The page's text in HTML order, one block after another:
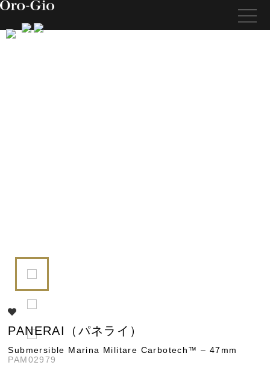
PANERAI（パネライ）
Submersible Marina Militare Carbotech™ – 47mm
PAM02979